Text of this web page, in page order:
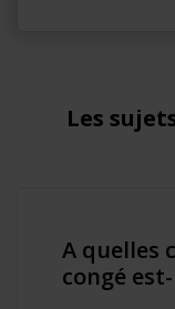
Les
A quelles
congé